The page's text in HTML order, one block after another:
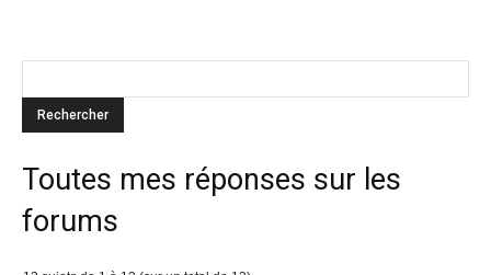
Toutes mes réponses sur les
forums